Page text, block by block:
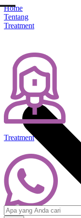
Home
Tentang
Treatment
Treatment